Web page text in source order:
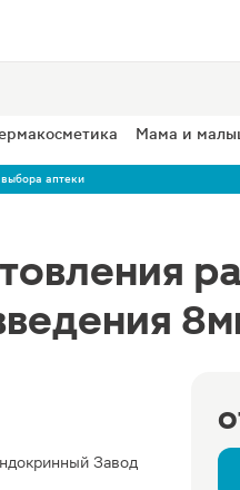
Мама и
аптеки
Завод